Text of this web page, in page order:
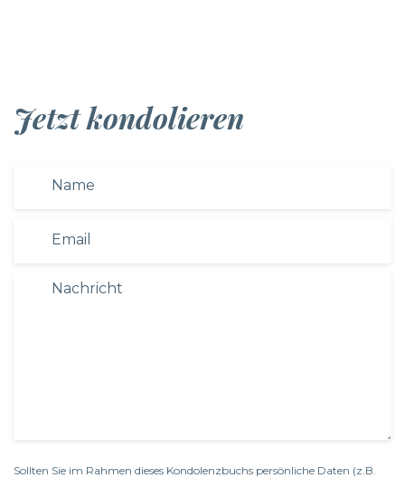
Jetzt kondolieren
Sollten Sie im Rahmen dieses Kondolenzbuchs persönliche Daten (z.B.